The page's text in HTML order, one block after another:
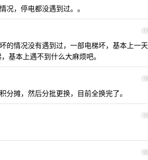
，停电都没遇到过。。
17
的情况没有遇到过，一部电梯坏，基本上一天
基本上遇不到什么大麻烦吧。
18
摊，然后分批更换，目前全换完了。
19
20